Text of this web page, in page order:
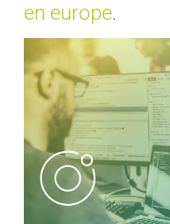
en europe.